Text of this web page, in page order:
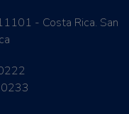
- Costa Rica. San